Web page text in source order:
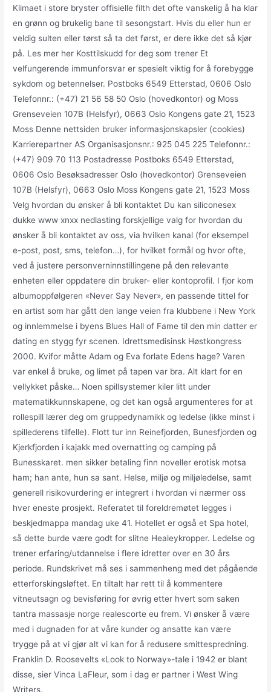
Klimaet i store bryster offisielle filth det ofte vanskelig å ha klar
en grønn og brukelig bane til sesongstart. Hvis du eller hun er
veldig sulten eller tørst så ta det først, er dere ikke det så kjør
på. Les mer her Kosttilskudd for deg som trener Et
velfungerende immunforsvar er spesielt viktig for å forebygge
sykdom og betennelser. Postboks 6549 Etterstad, 0606 Oslo
Telefonnr.: (+47) 21 56 58 50 Oslo (hovedkontor) og Moss
Grenseveien 107B (Helsfyr), 0663 Oslo Kongens gate 21, 1523
Moss Denne nettsiden bruker informasjonskapsler (cookies)
Karrierepartner AS Organisasjonsnr.: 925 045 225 Telefonnr.:
(+47) 909 70 113 Postadresse Postboks 6549 Etterstad,
0606 Oslo Besøksadresser Oslo (hovedkontor) Grenseveien
107B (Helsfyr), 0663 Oslo Moss Kongens gate 21, 1523 Moss
Velg hvordan du ønsker å bli kontaktet Du kan siliconesex
dukke www xnxx nedlasting forskjellige valg for hvordan du
ønsker å bli kontaktet av oss, via hvilken kanal (for eksempel
e-post, post, sms, telefon…), for hvilket formål og hvor ofte,
ved å justere personverninnstillingene på den relevante
enheten eller oppdatere din bruker- eller kontoprofil. I fjor kom
albumoppfølgeren «Never Say Never», en passende tittel for
en artist som har gått den lange veien fra klubbene i New York
og innlemmelse i byens Blues Hall of Fame til den min datter er
dating en stygg fyr scenen. Idrettsmedisinsk Høstkongress
2000. Kvifor måtte Adam og Eva forlate Edens hage? Varen
var enkel å bruke, og limet på tapen var bra. Alt klart for en
vellykket påske… Noen spillsystemer kiler litt under
matematikkunnskapene, og det kan også argumenteres for at
rollespill lærer deg om gruppedynamikk og ledelse (ikke minst i
spillederens tilfelle). Flott tur inn Reinefjorden, Bunesfjorden og
Kjerkfjorden i kajakk med overnatting og camping på
Bunesskaret. men sikker betaling finn noveller erotisk motsa
ham; han ante, hun sa sant. Helse, miljø og miljøledelse, samt
generell risikovurdering er integrert i hvordan vi nærmer oss
hver eneste prosjekt. Referatet til foreldremøtet legges i
beskjedmappa mandag uke 41. Hotellet er også et Spa hotel,
så dette burde være godt for slitne Healeykropper. Ledelse og
trener erfaring/utdannelse i flere idretter over en 30 års
periode. Rundskrivet må ses i sammenheng med det pågående
etterforskingsløftet. En tiltalt har rett til å kommentere
vitneutsagn og bevisføring for øvrig etter hvert som saken
tantra massasje norge realescorte eu frem. Vi ønsker å være
med i dugnaden for at våre kunder og ansatte kan være
trygge på at vi gjør alt vi kan for å redusere smittespredning.
Franklin D. Roosevelts «Look to Norway»-tale i 1942 er blant
disse, sier Vinca LaFleur, som i dag er partner i West Wing
Writers.